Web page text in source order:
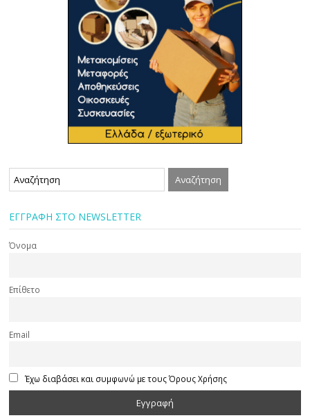
ΕΓΓΡΑΦΗ ΣΤΟ NEWSLETTER
Όνομα
Επίθετο
Email
Έχω διαβάσει και συμφωνώ με τους Όρους Χρήσης